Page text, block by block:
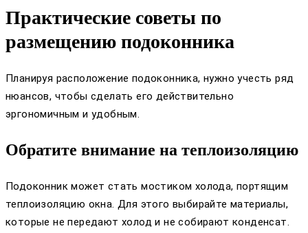
Практические советы по
размещению подоконника
Планируя расположение подоконника, нужно учесть ряд
нюансов, чтобы сделать его действительно
эргономичным и удобным.
Обратите внимание на теплоизоляцию
Подоконник может стать мостиком холода, портящим
теплоизоляцию окна. Для этого выбирайте материалы,
которые не передают холод и не собирают конденсат.